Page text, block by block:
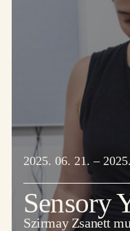
2025. 06. 21. –
Sensory
Szirmay Zsanett